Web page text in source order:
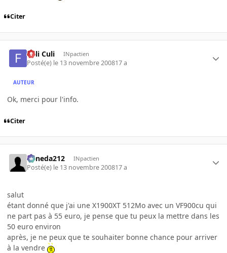
Citer
Fuli Culi INpactien
Posté(e) le 13 novembre 200817 a
AUTEUR
Ok, merci pour l'info.
Citer
keneda212 INpactien
Posté(e) le 13 novembre 200817 a
salut
étant donné que j'ai une X1900XT 512Mo avec un VF900cu qui
ne part pas à 55 euro, je pense que tu peux la mettre dans les
50 euro environ
après, je ne peux que te souhaiter bonne chance pour arriver
à la vendre